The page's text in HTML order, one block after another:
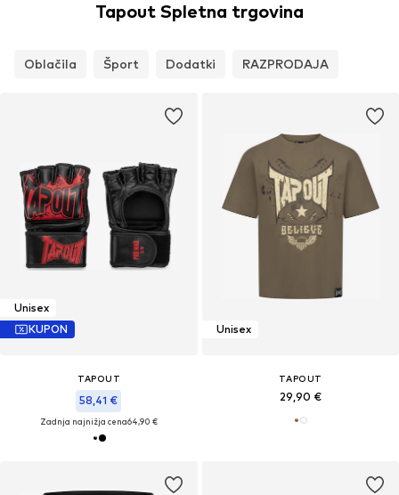
Tapout Spletna trgovina
Oblačila Šport Dodatki RAZPRODAJA
Unisex
KUPON
TAPOUT
58,41 €
Zadnja najnižja cena64,90 €
Unisex
TAPOUT
29,90 €